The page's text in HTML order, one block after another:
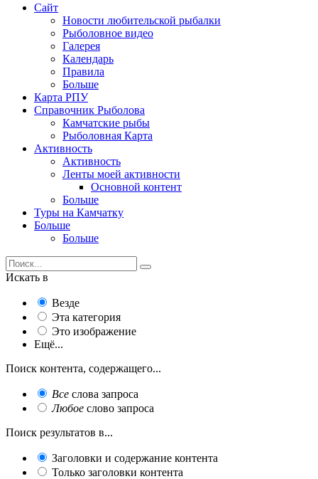
Сайт
Новости любительской рыбалки
Рыболовное видео
Галерея
Календарь
Правила
Больше
Карта РПУ
Справочник Рыболова
Камчатские рыбы
Рыболовная Карта
Активность
Активность
Ленты моей активности
Основной контент
Больше
Туры на Камчатку
Больше
Больше
Искать в
Везде
Эта категория
Это изображение
Ещё...
Поиск контента, содержащего...
Все слова запроса
Любое слово запроса
Поиск результатов в...
Заголовки и содержание контента
Только заголовки контента